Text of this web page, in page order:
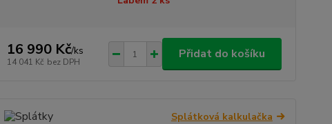
16 990 Kč/ks
14 041 Kč bez DPH
Přidat do košíku
Splátková kalkulačka